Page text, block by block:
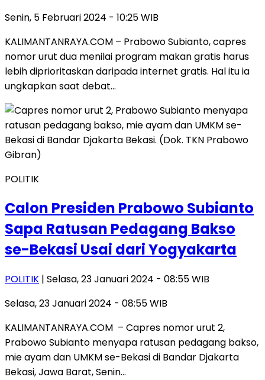
Senin, 5 Februari 2024 - 10:25 WIB
KALIMANTANRAYA.COM – Prabowo Subianto, capres
nomor urut dua menilai program makan gratis harus
lebih diprioritaskan daripada internet gratis. Hal itu ia
ungkapkan saat debat…
POLITIK
Calon Presiden Prabowo Subianto
Sapa Ratusan Pedagang Bakso
se-Bekasi Usai dari Yogyakarta
POLITIK | Selasa, 23 Januari 2024 - 08:55 WIB
Selasa, 23 Januari 2024 - 08:55 WIB
KALIMANTANRAYA.COM – Capres nomor urut 2,
Prabowo Subianto menyapa ratusan pedagang bakso,
mie ayam dan UMKM se-Bekasi di Bandar Djakarta
Bekasi, Jawa Barat, Senin…